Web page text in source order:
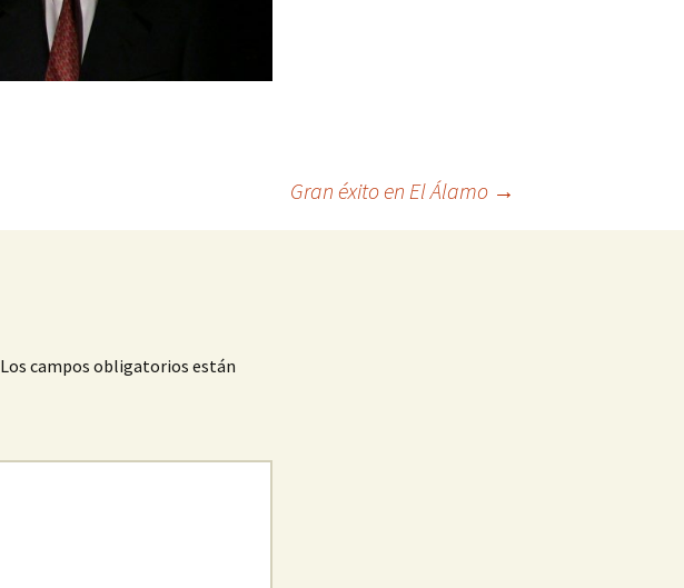
Gran éxito en El Álamo →
Los campos obligatorios están